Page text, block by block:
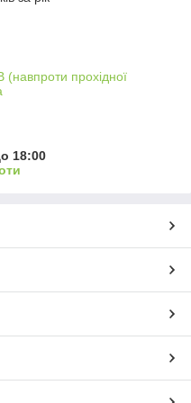
прохідної
18:00